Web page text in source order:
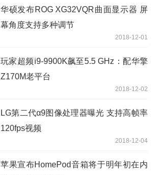
华硕发布ROG XG32VQR曲面显示器 屏
幕角度支持多种调节
2018-12-01
玩家超频i9-9900K飙至5.5 GHz：配华擎
Z170M老平台
2018-12-02
LG第二代α9图像处理器曝光 支持高帧率
120fps视频
2018-12-04
苹果宣布HomePod音箱将于明年初在内